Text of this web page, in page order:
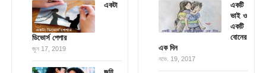
একটা
ডিভোর্স পেপার
জুন 17, 2019
একটি
ভাই ও
একটি
বোনের
এক দিন
নভে. 19, 2017